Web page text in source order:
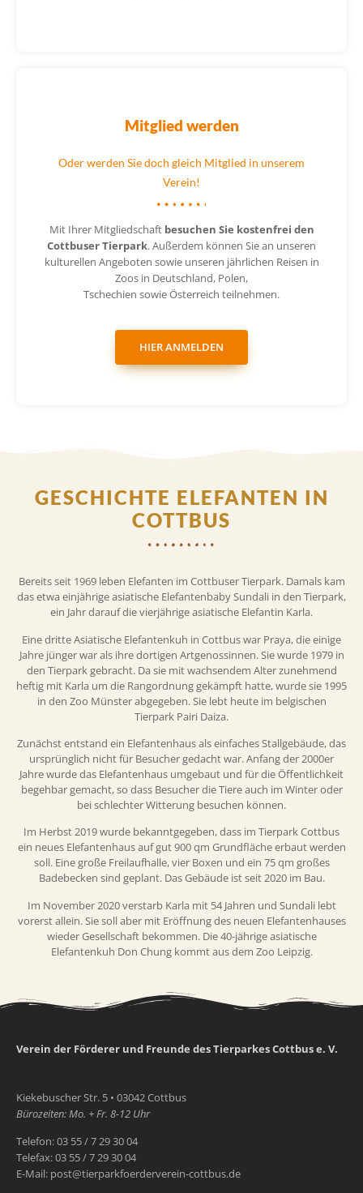
Mitglied werden
Oder werden Sie doch gleich Mitglied in unserem
Verein!
Mit Ihrer Mitgliedschaft besuchen Sie kostenfrei den
Cottbuser Tierpark. Außerdem können Sie an unseren
kulturellen Angeboten sowie unseren jährlichen Reisen in
Zoos in Deutschland, Polen,
Tschechien sowie Österreich teilnehmen.
HIER ANMELDEN
GESCHICHTE ELEFANTEN IN
COTTBUS
Bereits seit 1969 leben Elefanten im Cottbuser Tierpark. Damals kam
das etwa einjährige asiatische Elefantenbaby Sundali in den Tierpark,
ein Jahr darauf die vierjährige asiatische Elefantin Karla.
Eine dritte Asiatische Elefantenkuh in Cottbus war Praya, die einige
Jahre jünger war als ihre dortigen Artgenossinnen. Sie wurde 1979 in
den Tierpark gebracht. Da sie mit wachsendem Alter zunehmend
heftig mit Karla um die Rangordnung gekämpft hatte, wurde sie 1995
in den Zoo Münster abgegeben. Sie lebt heute im belgischen
Tierpark Pairi Daiza.
Zunächst entstand ein Elefantenhaus als einfaches Stallgebäude, das
ursprünglich nicht für Besucher gedacht war. Anfang der 2000er
Jahre wurde das Elefantenhaus umgebaut und für die Öffentlichkeit
begehbar gemacht, so dass Besucher die Tiere auch im Winter oder
bei schlechter Witterung besuchen können.
Im Herbst 2019 wurde bekanntgegeben, dass im Tierpark Cottbus
ein neues Elefantenhaus auf gut 900 qm Grundfläche erbaut werden
soll. Eine große Freilaufhalle, vier Boxen und ein 75 qm großes
Badebecken sind geplant. Das Gebäude ist seit 2020 im Bau.
Im November 2020 verstarb Karla mit 54 Jahren und Sundali lebt
vorerst allein. Sie soll aber mit Eröffnung des neuen Elefantenhauses
wieder Gesellschaft bekommen. Die 40-jährige asiatische
Elefantenkuh Don Chung kommt aus dem Zoo Leipzig.
Verein der Förderer und Freunde des Tierparkes Cottbus e. V.
Kiekebuscher Str. 5 • 03042 Cottbus
Bürozeiten: Mo. + Fr. 8-12 Uhr
Telefon: 03 55 / 7 29 30 04
Telefax: 03 55 / 7 29 30 04
E-Mail: post@tierparkfoerderverein-cottbus.de